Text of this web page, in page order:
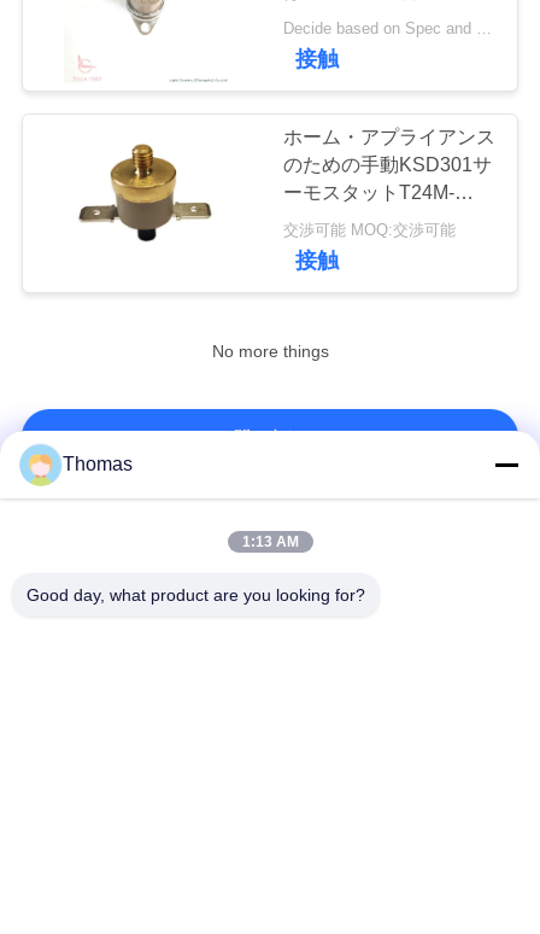
ラケットを修理した
Decide based on Spec and Qty. MOQ:1000pcs、またサポート試験操業Qty。
接触
ホーム・アプライアンス
のための手動KSD301サ
ーモスタットT24M-
RF9-PBの絶縁抵抗
100MΩまたは多く
交渉可能 MOQ:交渉可能
接触
No more things
お問い合わせ!
人気カテゴリ
Thomas
1:13 AM
Good day, what product are you looking for?